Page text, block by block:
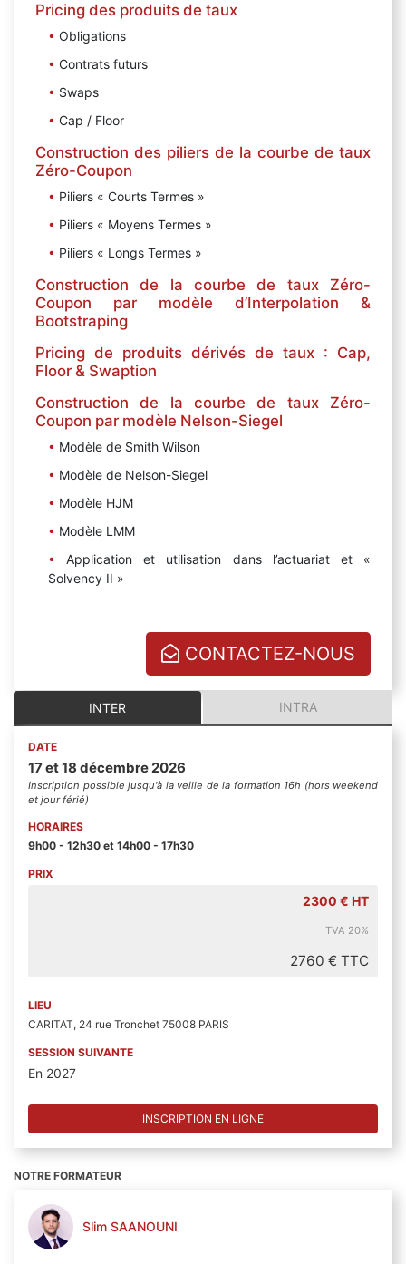
Pricing des produits de taux
Obligations
Contrats futurs
Swaps
Cap / Floor
Construction des piliers de la courbe de taux
Zéro-Coupon
Piliers « Courts Termes »
Piliers « Moyens Termes »
Piliers « Longs Termes »
Construction de la courbe de taux Zéro-
Coupon par modèle d’Interpolation &
Bootstraping
Pricing de produits dérivés de taux : Cap,
Floor & Swaption
Construction de la courbe de taux Zéro-
Coupon par modèle Nelson-Siegel
Modèle de Smith Wilson
Modèle de Nelson-Siegel
Modèle HJM
Modèle LMM
Application et utilisation dans l’actuariat et «
Solvency II »
CONTACTEZ-NOUS
INTER INTRA
DATE
17 et 18 décembre 2026
Inscription possible jusqu'à la veille de la formation 16h (hors weekend
et jour férié)
HORAIRES
9h00 - 12h30 et 14h00 - 17h30
PRIX
2300 € HT
TVA 20%
2760 € TTC
LIEU
CARITAT, 24 rue Tronchet 75008 PARIS
SESSION SUIVANTE
En 2027
INSCRIPTION EN LIGNE
NOTRE FORMATEUR
Slim SAANOUNI